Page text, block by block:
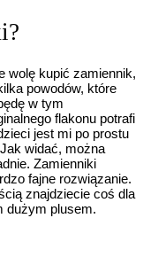
wolę kupić zamiennik,
powodów, które
w tym
flakonu potrafi
jest mi po prostu
widać, można
Zamienniki
fajne rozwiązanie.
znajdziecie coś dla
dużym plusem.